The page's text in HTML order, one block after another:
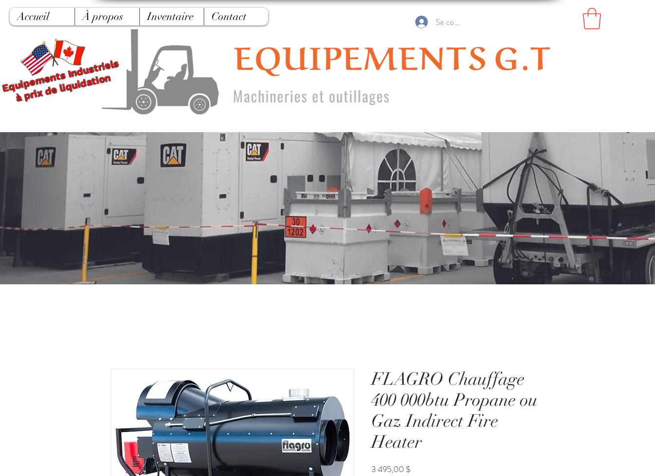
Accueil À propos Inventaire Contact
Equipements Industriels
à prix de liquidation
Se connecter
FLAGRO Chauffage
400 000btu Propane ou
Gaz Indirect Fire
Heater
3 495,00 $Prix